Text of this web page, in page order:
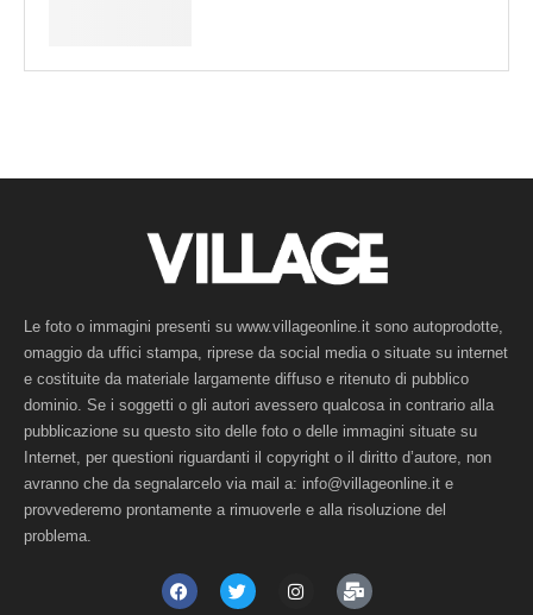
Le foto o immagini presenti su www.villageonline.it sono autoprodotte,
omaggio da uffici stampa, riprese da social media o situate su internet
e costituite da materiale largamente diffuso e ritenuto di pubblico
dominio. Se i soggetti o gli autori avessero qualcosa in contrario alla
pubblicazione su questo sito delle foto o delle immagini situate su
Internet, per questioni riguardanti il copyright o il diritto d’autore, non
avranno che da segnalarcelo via mail a: info@villageonline.it e
provvederemo prontamente a rimuoverle e alla risoluzione del
problema.